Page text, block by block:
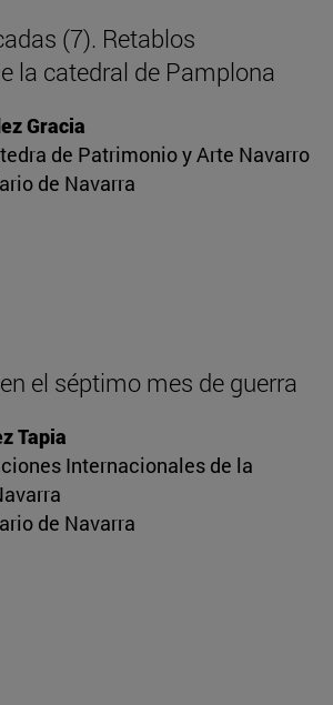
(7). Retablos
la catedral de Pamplona
Gracia
de Patrimonio y Arte Navarro
de Navarra
el séptimo mes de guerra
Tapia
Internacionales de la
de Navarra